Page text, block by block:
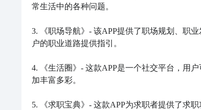
常生活中的各种问题。
3. 《职场导航》- 该APP提供了职场规划、职
户的职业道路提供指引。
4. 《生活圈》- 这款APP是一个社交平台，用
加丰富多彩。
5. 《求职宝典》- 这款APP为求职者提供了求